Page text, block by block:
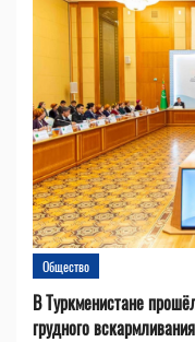
Общество
В Туркменистане
грудного вскармливания